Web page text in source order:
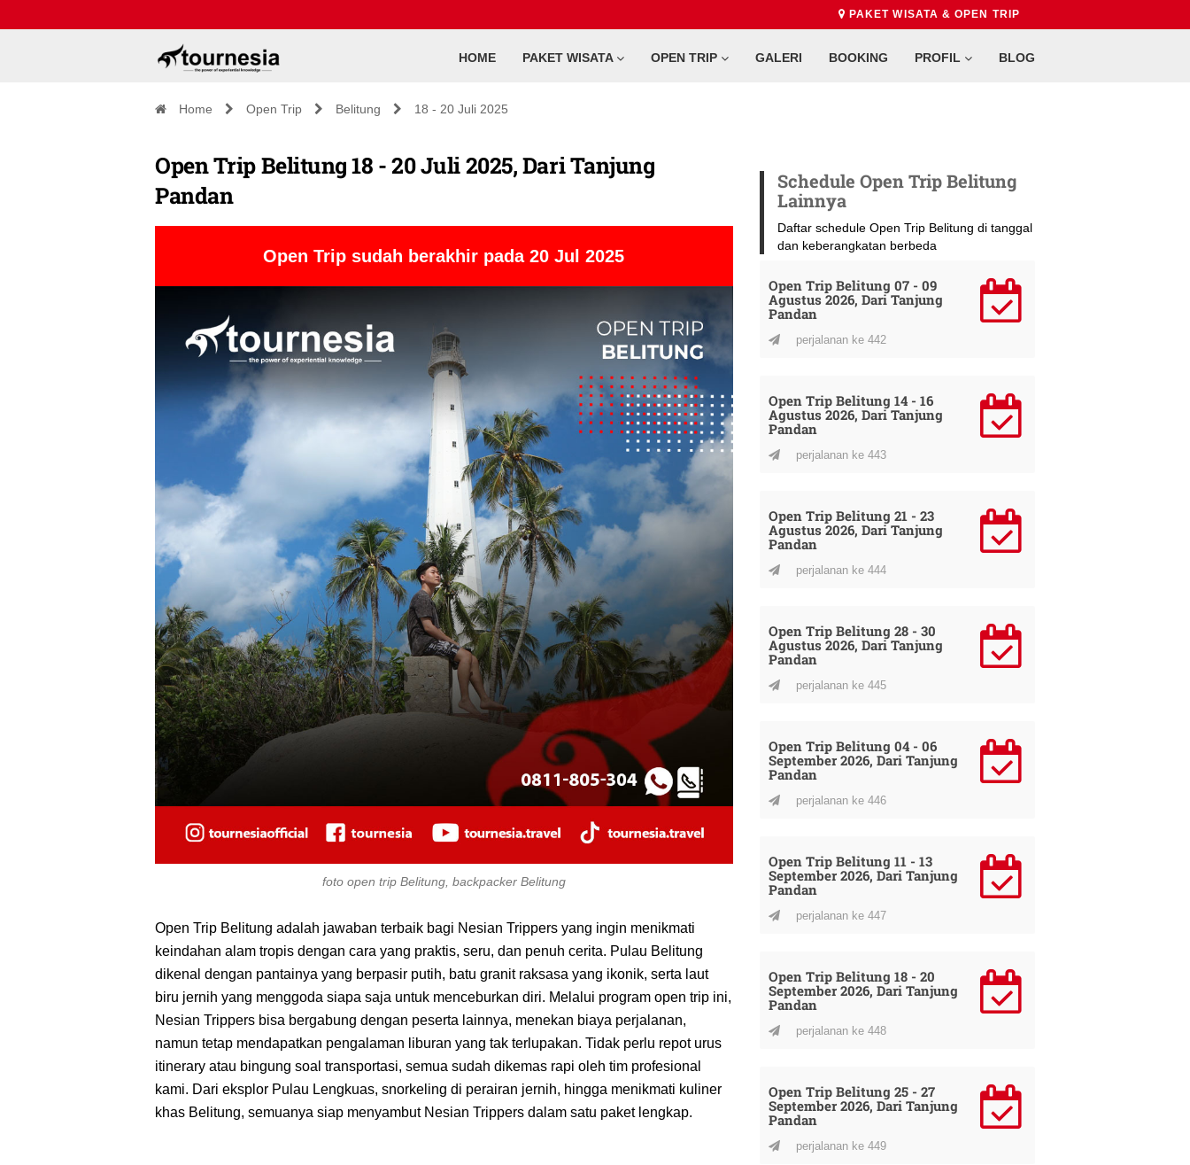
PAKET WISATA & OPEN TRIP
HOME PAKET WISATA OPEN TRIP GALERI BOOKING PROFIL BLOG
Home Open Trip Belitung 18 - 20 Juli 2025
Open Trip Belitung 18 - 20 Juli 2025, Dari Tanjung
Pandan
Open Trip sudah berakhir pada 20 Jul 2025
foto open trip Belitung, backpacker Belitung
Open Trip Belitung adalah jawaban terbaik bagi Nesian Trippers yang ingin menikmati
keindahan alam tropis dengan cara yang praktis, seru, dan penuh cerita. Pulau Belitung
dikenal dengan pantainya yang berpasir putih, batu granit raksasa yang ikonik, serta laut
biru jernih yang menggoda siapa saja untuk menceburkan diri. Melalui program open trip ini,
Nesian Trippers bisa bergabung dengan peserta lainnya, menekan biaya perjalanan,
namun tetap mendapatkan pengalaman liburan yang tak terlupakan. Tidak perlu repot urus
itinerary atau bingung soal transportasi, semua sudah dikemas rapi oleh tim profesional
kami. Dari eksplor Pulau Lengkuas, snorkeling di perairan jernih, hingga menikmati kuliner
khas Belitung, semuanya siap menyambut Nesian Trippers dalam satu paket lengkap.
Schedule Open Trip Belitung
Lainnya
Daftar schedule Open Trip Belitung di tanggal
dan keberangkatan berbeda
Open Trip Belitung 07 - 09
Agustus 2026, Dari Tanjung
Pandan
perjalanan ke 442
Open Trip Belitung 14 - 16
Agustus 2026, Dari Tanjung
Pandan
perjalanan ke 443
Open Trip Belitung 21 - 23
Agustus 2026, Dari Tanjung
Pandan
perjalanan ke 444
Open Trip Belitung 28 - 30
Agustus 2026, Dari Tanjung
Pandan
perjalanan ke 445
Open Trip Belitung 04 - 06
September 2026, Dari Tanjung
Pandan
perjalanan ke 446
Open Trip Belitung 11 - 13
September 2026, Dari Tanjung
Pandan
perjalanan ke 447
Open Trip Belitung 18 - 20
September 2026, Dari Tanjung
Pandan
perjalanan ke 448
Open Trip Belitung 25 - 27
September 2026, Dari Tanjung
Pandan
perjalanan ke 449